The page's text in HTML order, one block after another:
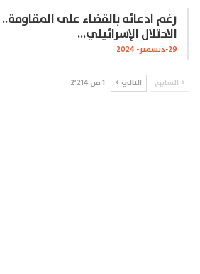
رغم ادعائه بالقضاء على
الاحتلال الإسرائيلي…
29-ديسمبر- 2024
السابق التالي 1 من 2٬214